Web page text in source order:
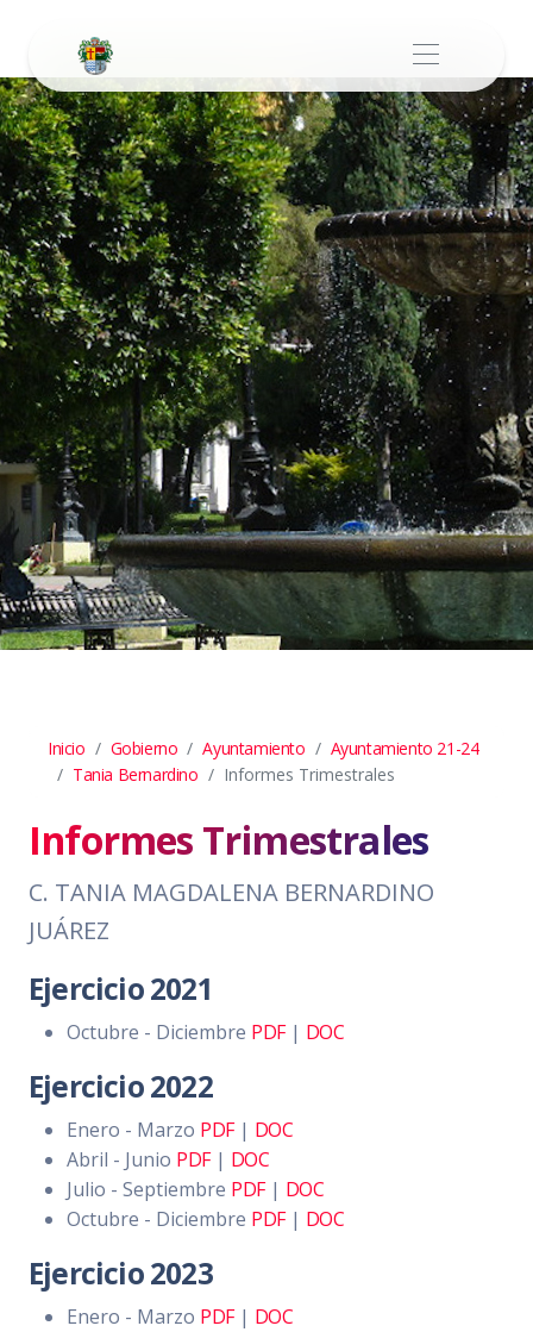
Inicio Gobierno Ayuntamiento
Ayuntamiento 21-24
Tania Bernardino
Informes Trimestrales
Informes Trimestrales
C. TANIA MAGDALENA BERNARDINO
JUÁREZ
Ejercicio 2021
Octubre - Diciembre PDF| DOC
Ejercicio 2022
Enero - Marzo PDF| DOC
Abril - Junio PDF| DOC
Julio - Septiembre PDF| DOC
Octubre - Diciembre PDF| DOC
Ejercicio 2023
Enero - Marzo PDF| DOC